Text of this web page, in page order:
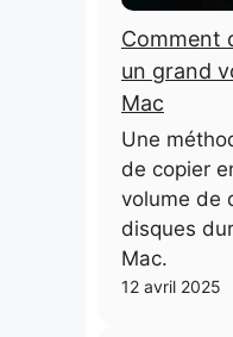
Comment
un grand
Mac
Une
de copier
volume de
disques
Mac.
12 avril 2025